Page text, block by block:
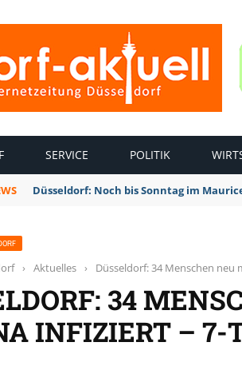
SERVICE POLITIK
Düsseldorf: Noch bis Sonntag im
› Aktuelles › Düsseldorf: 34 Menschen neu
34
INFIZIERT – 7-